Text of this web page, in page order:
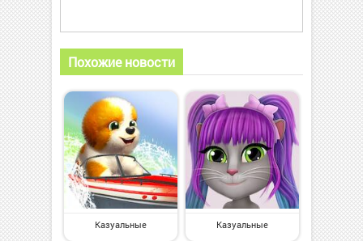
Похожие новости
Казуальные Казуальные